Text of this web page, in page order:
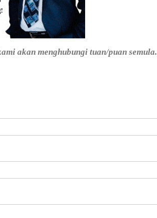
akan menghubungi tuan/puan semula.